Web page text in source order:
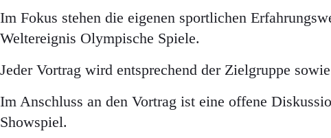
Im Fokus stehen die eigenen sportlichen
Weltereignis Olympische Spiele.
Jeder Vortrag wird entsprechend der Zielgruppe
Im Anschluss an den Vortrag ist eine offene
Showspiel.